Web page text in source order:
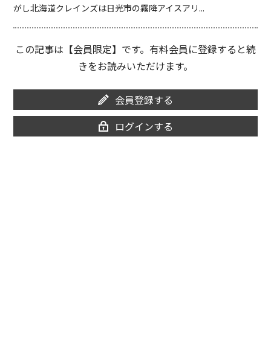
がし北海道クレインズは日光市の霧降アイスアリ...
この記事は【会員限定】です。有料会員に登録すると続
きをお読みいただけます。
会員登録する
ログインする